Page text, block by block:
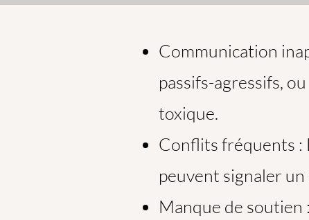
Communication
passifs-agressifs,
toxique.
Conflits fréquents :
peuvent signaler
Manque de soutien